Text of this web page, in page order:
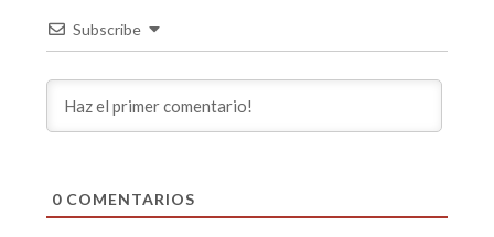
Subscribe
0COMENTARIOS